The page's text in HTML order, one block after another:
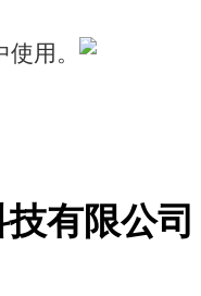
用。
有限公司